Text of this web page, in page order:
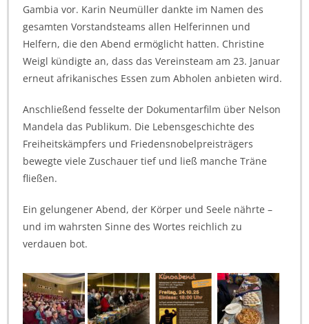
Gambia vor. Karin Neumüller dankte im Namen des
gesamten Vorstandsteams allen Helferinnen und
Helfern, die den Abend ermöglicht hatten. Christine
Weigl kündigte an, dass das Vereinsteam am 23. Januar
erneut afrikanisches Essen zum Abholen anbieten wird.
Anschließend fesselte der Dokumentarfilm über Nelson
Mandela das Publikum. Die Lebensgeschichte des
Freiheitskämpfers und Friedensnobelpreisträgers
bewegte viele Zuschauer tief und ließ manche Träne
fließen.
Ein gelungener Abend, der Körper und Seele nährte –
und im wahrsten Sinne des Wortes reichlich zu
verdauen bot.